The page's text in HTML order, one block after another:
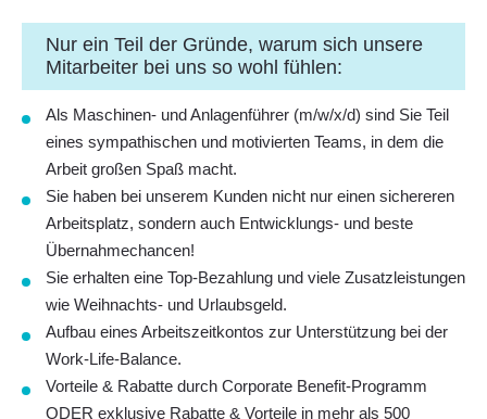
Nur ein Teil der Gründe, warum sich unsere
Mitarbeiter bei uns so wohl fühlen:
Als Maschinen- und Anlagenführer (m/w/x/d) sind Sie Teil
eines sympathischen und motivierten Teams, in dem die
Arbeit großen Spaß macht.
Sie haben bei unserem Kunden nicht nur einen sichereren
Arbeitsplatz, sondern auch Entwicklungs- und beste
Übernahmechancen!
Sie erhalten eine Top-Bezahlung und viele Zusatzleistungen
wie Weihnachts- und Urlaubsgeld.
Aufbau eines Arbeitszeitkontos zur Unterstützung bei der
Work-Life-Balance.
Vorteile & Rabatte durch Corporate Benefit-Programm
ODER exklusive Rabatte & Vorteile in mehr als 500